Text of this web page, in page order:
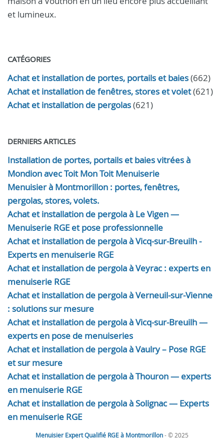
et lumineux.
CATÉGORIES
Achat et installation de portes, portails et baies(662)
Achat et installation de fenêtres, stores et volet(621)
Achat et installation de pergolas(621)
DERNIERS ARTICLES
Installation de portes, portails et baies vitrées à
Mondion avec Toit Mon Toit Menuiserie
Menuisier à Montmorillon : portes, fenêtres,
pergolas, stores, volets.
Achat et installation de pergola à Le Vigen —
Menuiserie RGE et pose professionnelle
Achat et installation de pergola à Vicq-sur-Breuilh -
Experts en menuiserie RGE
Achat et installation de pergola à Veyrac : experts en
menuiserie RGE
Achat et installation de pergola à Verneuil-sur-Vienne
: solutions sur mesure
Achat et installation de pergola à Vicq-sur-Breuilh —
experts en pose de menuiseries
Achat et installation de pergola à Vaulry – Pose RGE
et sur mesure
Achat et installation de pergola à Thouron — experts
en menuiserie RGE
Achat et installation de pergola à Solignac — Experts
en menuiserie RGE
Menuisier Expert Qualifié RGE à Montmorillon- © 2025